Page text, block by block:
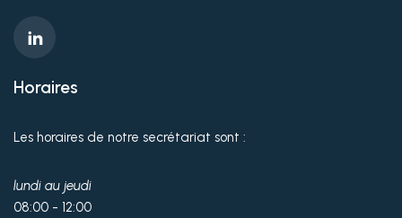
Horaires
Les horaires de notre secrétariat sont :
lundi au jeudi
08:00 - 12:00